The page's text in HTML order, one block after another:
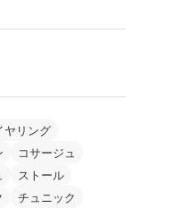
ヤリング
コサージュ
ストール
チュニック